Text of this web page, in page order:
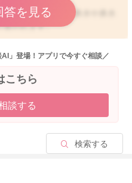
く、ちょっとした鼻水や鼻水
塞がれます。
ですので、室内の加湿をし
にしっかり拭いたり、クシ
し頭部を高くすると寝つき
くださいね！
答を見る
」登場！アプリで今すぐ相談／
こちら
談する
検索する
る